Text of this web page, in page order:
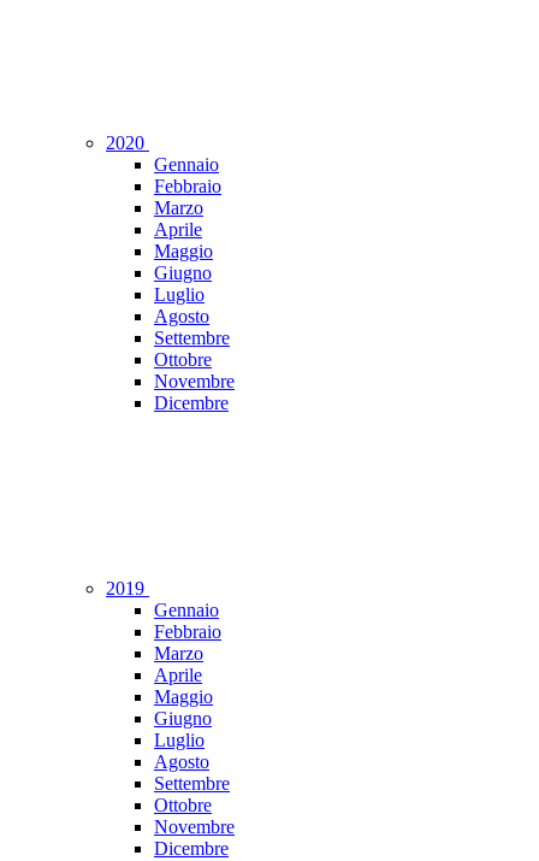
2020
Gennaio
Febbraio
Marzo
Aprile
Maggio
Giugno
Luglio
Agosto
Settembre
Ottobre
Novembre
Dicembre
2019
Gennaio
Febbraio
Marzo
Aprile
Maggio
Giugno
Luglio
Agosto
Settembre
Ottobre
Novembre
Dicembre